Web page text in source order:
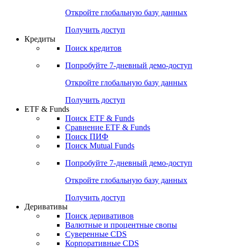
Откройте глобальную базу данных
Получить доступ
Кредиты
Поиск кредитов
Попробуйте 7-дневный демо-доступ
Откройте глобальную базу данных
Получить доступ
ETF & Funds
Поиск ETF & Funds
Сравнение ETF & Funds
Поиск ПИФ
Поиск Mutual Funds
Попробуйте 7-дневный демо-доступ
Откройте глобальную базу данных
Получить доступ
Деривативы
Поиск деривативов
Валютные и процентные свопы
Суверенные CDS
Корпоративные CDS